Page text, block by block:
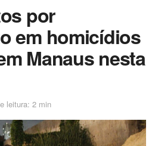
por
em homicídios
Manaus nesta
leitura: 2 min